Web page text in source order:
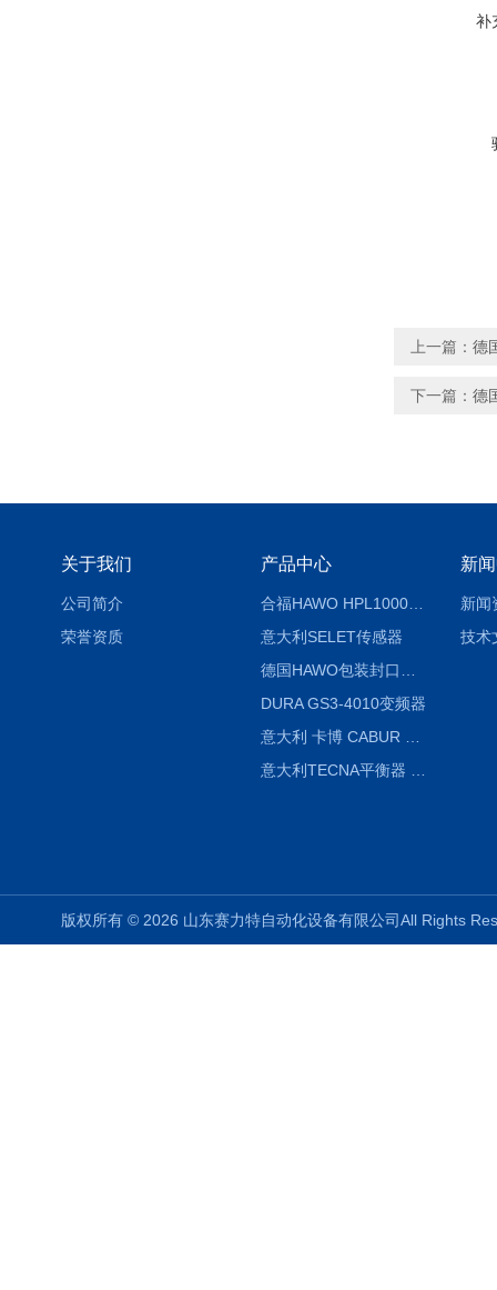
补
上一篇： 德
下一篇： 德
关于我们
公司简介
荣誉资质
产品中心
合福HAWO HPL1000AS封口机
意大利SELET传感器
DURA GS3-4010变频器
新
新闻
技术
版权所有 © 2026 山东赛力特自动化设备有限公司All Rights